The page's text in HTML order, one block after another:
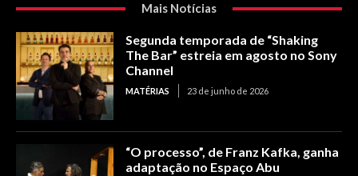
Mais Notícias
Segunda temporada de “Shaking
The Bar” estreia em agosto no Sony
Channel
MATÉRIAS 23 de junho de 2026
“O processo”, de Franz Kafka, ganha
adaptação no Espaço Abu